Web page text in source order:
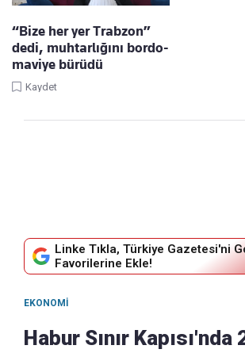
“Bize her yer Trabzon”
dedi, muhtarlığını bordo-
maviye bürüdü
Kaydet
Linke Tıkla, Türkiye Gazetesi'ni
Favorilerine Ekle!
EKONOMI
Habur Sınır Kapısı'nda